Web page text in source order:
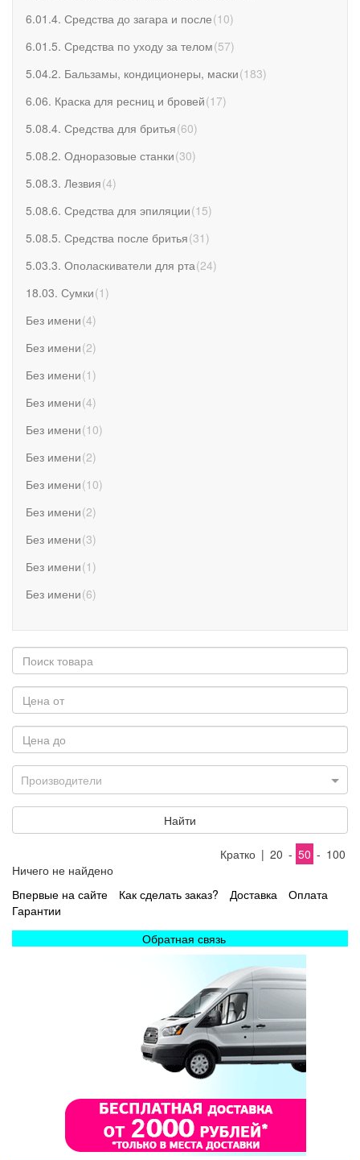
6.01.4. Средства до загара и после(10)
6.01.5. Средства по уходу за телом(57)
5.04.2. Бальзамы, кондиционеры, маски(183)
6.06. Краска для ресниц и бровей(17)
5.08.4. Средства для бритья(60)
5.08.2. Одноразовые станки(30)
5.08.3. Лезвия(4)
5.08.6. Средства для эпиляции(15)
5.08.5. Средства после бритья(31 )
5.03.3. Ополаскиватели для рта(24)
18.03. Сумки(1 )
Без имени(4)
Без имени(2)
Без имени(1 )
Без имени(4)
Без имени(10)
Без имени(2)
Без имени(10)
Без имени(2)
Без имени(3)
Без имени(1 )
Без имени(6)
Производители
Найти
Кратко | 20 - 50 - 100
Ничего не найдено
Впервые на сайте
Как сделать заказ? Доставка
Оплата
Гарантии
Обратная связь